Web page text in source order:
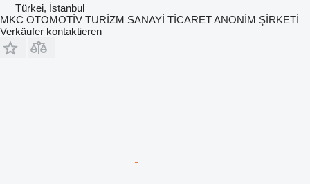
Türkei, İstanbul
MKC OTOMOTİV TURİZM SANAYİ TİCARET ANONİM ŞİRKETİ
Verkäufer kontaktieren